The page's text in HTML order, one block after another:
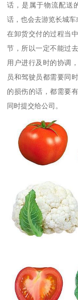
话，是属于物流配送
话，也会去游览长城车
在卸货交付的过程当
节，所以一定不能过
用户进行及时的协调
员和驾驶员都需要同
的损伤的话，都需要
同时提交给公司。